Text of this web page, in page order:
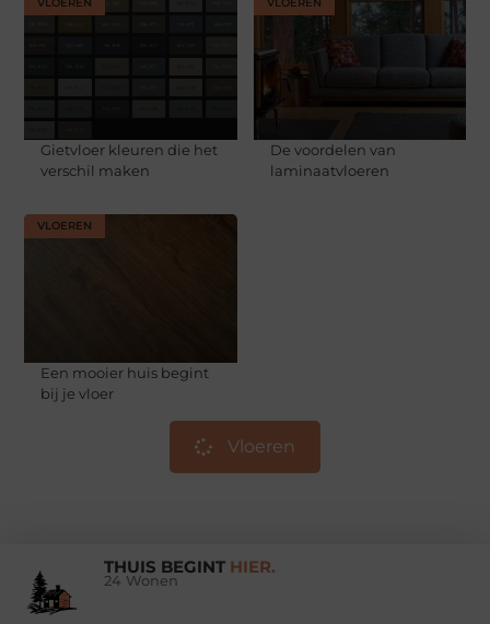
Gietvloer kleuren die het
verschil maken
De voordelen van
laminaatvloeren
VLOEREN
Een mooier huis begint
bij je vloer
Vloeren
THUIS BEGINT HIER.
24 Wonen